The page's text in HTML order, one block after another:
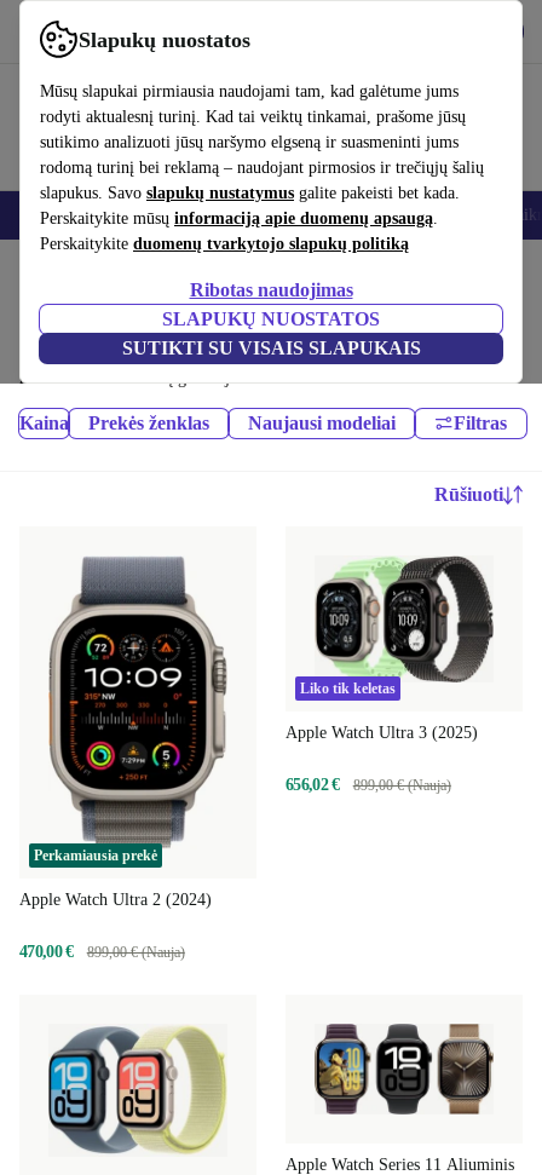
Slapukų nuostatos
Mūsų slapukai pirmiausia naudojami tam, kad galėtume jums
rodyti aktualesnį turinį. Kad tai veiktų tinkamai, prašome jūsų
sutikimo analizuoti jūsų naršymo elgseną ir suasmeninti jums
rodomą turinį bei reklamą – naudojant pirmosios ir trečiųjų šalių
slapukus. Savo slapukų nustatymus galite pakeisti bet kada.
Perskaitykite mūsų informaciją apie duomenų apsaugą.
Perskaitykite duomenų tvarkytojo slapukų politiką
Ribotas naudojimas
SLAPUKŲ NUOSTATOS
SUTIKTI SU VISAIS SLAPUKAIS
Naudok refurbed greitai ir paprastai
Išmanieji telefonai Nešiojamieji kompiuteriai Planšetės Išmanieji
Išmanieji laikrodžiai:
Atnaujinti išmanieji laikrodžiai – pigiau nei nauji, geriau nei naudoti,
mažiausiai 12 mėnesių garantija
Kaina Prekės ženklas Naujausi modeliai Filtras
Rūšiuoti
Perkamiausia prekė
Apple Watch Ultra 2 (2024)
470,00 € 899,00 € (Nauja)
Liko tik keletas
Apple Watch Ultra 3 (2025)
656,02 € 899,00 € (Nauja)
Apple Watch Series 11 Aliuminis